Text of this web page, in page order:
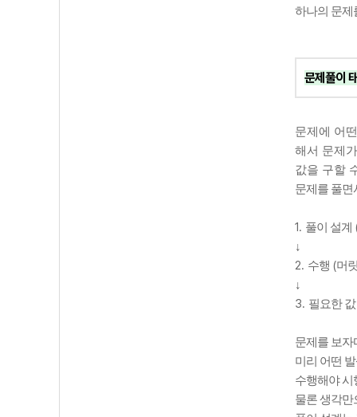
하나의 문제
문제풀이
문제에 어
해서 문제
값을 구할
문제를 풀면
1. 풀이 설계
↓
2. 수행 (머
↓
3. 필요한
문제를 보자
미리 어떤
수행해야 시
물론 생각만